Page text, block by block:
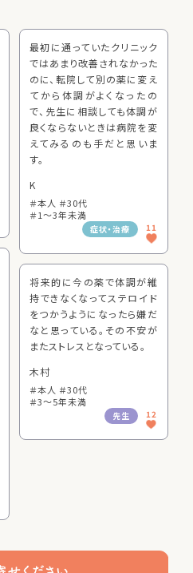
最初に通っていたクリニック
ではあまり改善されなかった
のに、転院して別の薬に変え
てから体調がよくなったの
で、先生に相談しても体調が
良くならないときは病院を変
えてみるのも手だと思いま
す。
K
＃本人 ＃30代
＃1～3年未満
症状・治療 11
将来的に今の薬で体調が維
持できなくなってステロイド
をつかうようになったら嫌だ
なと思っている。その不安が
またストレスとなっている。
木村
＃本人 ＃30代
＃3～5年未満
先生 12